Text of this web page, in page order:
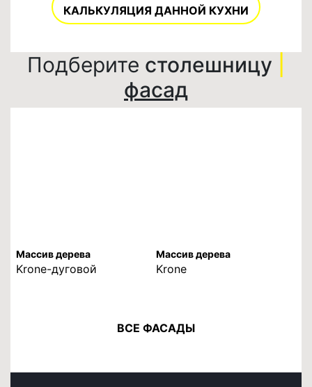
КАЛЬКУЛЯЦИЯ ДАННОЙ КУХНИ
Подберите столешницу
фасад
Массив дерева
Krone-дуговой
Массив дерева
Krone
ВСЕ ФАСАДЫ